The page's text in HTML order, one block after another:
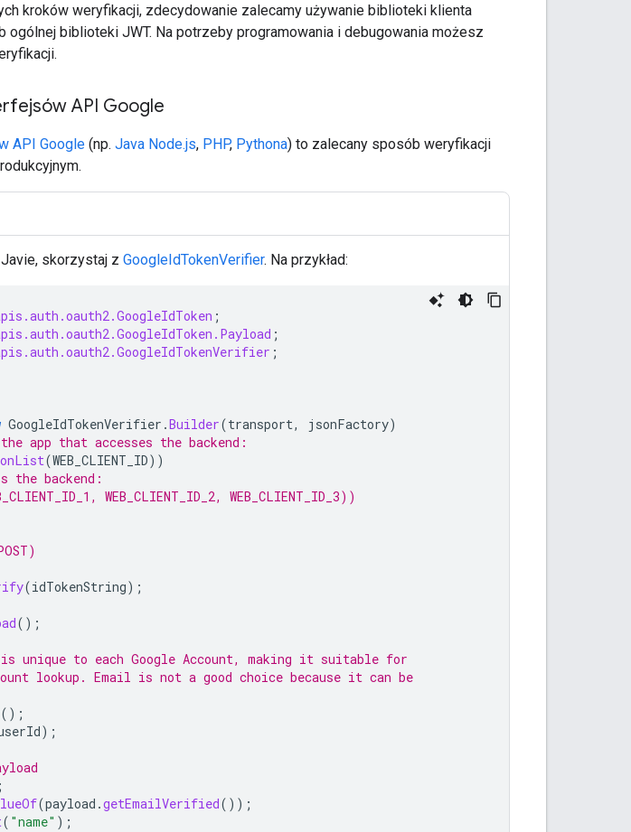
kroków weryfikacji, zdecydowanie zalecamy używanie biblioteki klienta
ogólnej biblioteki JWT. Na potrzeby programowania i debugowania możesz
API Google
API Google (np. Java Node.js, PHP, Pythona) to zalecany sposób weryfikacji
skorzystaj z GoogleIdTokenVerifier. Na przykład:
;
;
;
GoogleIdTokenVerifier .Builder(transport, jsonFactory)
app that accesses the backend:
(WEB_CLIENT_ID))
backend:
WEB_CLIENT_ID_2, WEB_CLIENT_ID_3))
(idTokenString);
();
to each Google Account, making it suitable for
lookup. Email is not a good choice because it can be
();
);
(payload .getEmailVerified());
( "name" );